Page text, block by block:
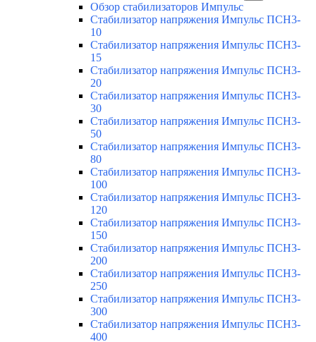
Обзор стабилизаторов Импульс
Стабилизатор напряжения Импульс ПСН3-
10
Стабилизатор напряжения Импульс ПСН3-
15
Стабилизатор напряжения Импульс ПСН3-
20
Стабилизатор напряжения Импульс ПСН3-
30
Стабилизатор напряжения Импульс ПСН3-
50
Стабилизатор напряжения Импульс ПСН3-
80
Стабилизатор напряжения Импульс ПСН3-
100
Стабилизатор напряжения Импульс ПСН3-
120
Стабилизатор напряжения Импульс ПСН3-
150
Стабилизатор напряжения Импульс ПСН3-
200
Стабилизатор напряжения Импульс ПСН3-
250
Стабилизатор напряжения Импульс ПСН3-
300
Стабилизатор напряжения Импульс ПСН3-
400